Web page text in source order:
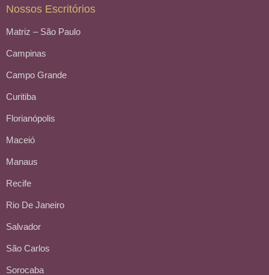
Nossos Escritórios
Matriz – São Paulo
Campinas
Campo Grande
Curitiba
Florianópolis
Maceió
Manaus
Recife
Rio De Janeiro
Salvador
São Carlos
Sorocaba